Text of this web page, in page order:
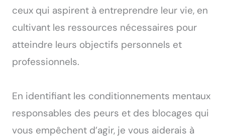
ceux qui aspirent à entreprendre leur vie, en
cultivant les ressources nécessaires pour
atteindre leurs objectifs personnels et
professionnels.
En identifiant les conditionnements mentaux
responsables des peurs et des blocages qui
vous empêchent d’agir, je vous aiderais à